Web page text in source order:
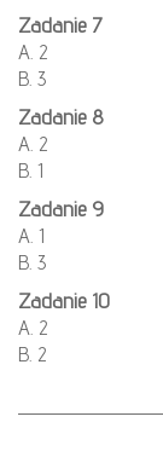
Zadanie 7
A. 2
B. 3
Zadanie 8
A. 2
B. 1
Zadanie 9
A. 1
B. 3
Zadanie 10
A. 2
B. 2